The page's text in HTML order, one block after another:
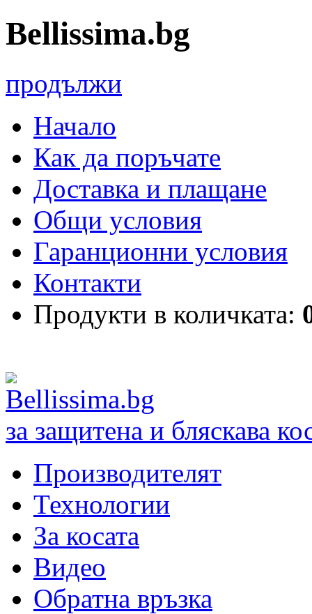
Bellissima.bg
продължи
Начало
Как да поръчате
Доставка и плащане
Общи условия
Гаранционни условия
Контакти
Продукти в количката:
за защитена и бляскава
Производителят
Технологии
За косата
Видео
Обратна връзка